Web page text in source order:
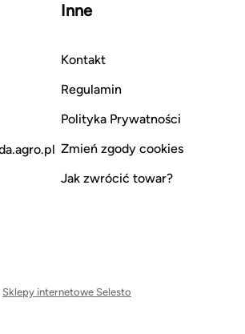
Inne
Kontakt
Regulamin
Polityka Prywatności
Zmień zgody cookies
Jak zwrócić towar?
Sklepy internetowe Selesto